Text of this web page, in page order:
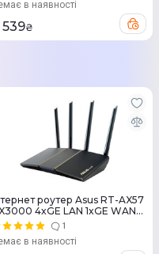
в наявності
539₴
роутер Asus RT-AX57
4xGE LAN 1xGE WAN
MU-MIMO OFDMA MESH
1
в наявності